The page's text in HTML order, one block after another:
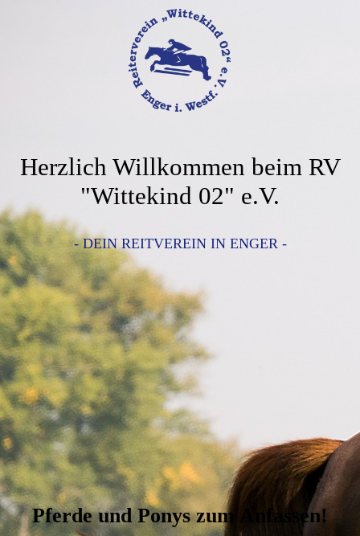
Herzlich Willkommen beim RV
"Wittekind 02" e.V.
- DEIN REITVEREIN IN ENGER -
Pferde und Ponys zum Anfassen!